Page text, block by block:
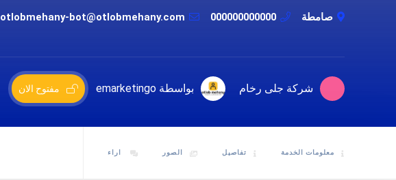
صامطة 000000000000
otlobmehany-bot@otlobmehany.com
شركة جلى رخام بواسطة emarketingo مفتوح الان
معلومات الخدمة تفاصيل الصور اراء